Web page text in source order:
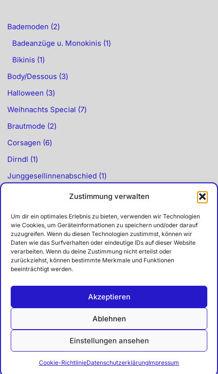
Zustimmung verwalten
Um dir ein optimales Erlebnis zu bieten, verwenden wir Technologien
wie Cookies, um Geräteinformationen zu speichern und/oder darauf
zuzugreifen. Wenn du diesen Technologien zustimmst, können wir
Daten wie das Surfverhalten oder eindeutige IDs auf dieser Website
verarbeiten. Wenn du deine Zustimmung nicht erteilst oder
zurückziehst, können bestimmte Merkmale und Funktionen
beeinträchtigt werden.
Akzeptieren
Ablehnen
Einstellungen ansehen
Cookie-RichtlinieDatenschutzerklärungImpressum
Bademoden 2
Badeanzüge u. Monokinis 1
Bikinis 1
Body/Dessous 3
Halloween 3
Weihnachts Special 7
Brautmode 2
Corsagen 6
Dirndl 1
Junggesellinnenabschied 1
Kimonos u. Morgenmäntel 1
Indianer 2
Karneval 7
Kostümzubehör 1
Piratenkostüme
Schnäppchen 11
sexy Kleider
Neve| Präsentiert vonWordPress